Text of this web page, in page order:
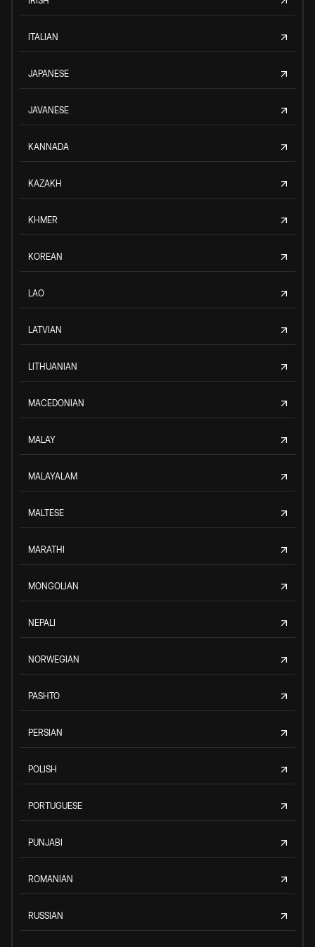
ITALIAN
JAPANESE
JAVANESE
KANNADA
KAZAKH
KHMER
KOREAN
LAO
LATVIAN
LITHUANIAN
MACEDONIAN
MALAY
MALAYALAM
MALTESE
MARATHI
MONGOLIAN
NEPALI
NORWEGIAN
PASHTO
PERSIAN
POLISH
PORTUGUESE
PUNJABI
ROMANIAN
RUSSIAN